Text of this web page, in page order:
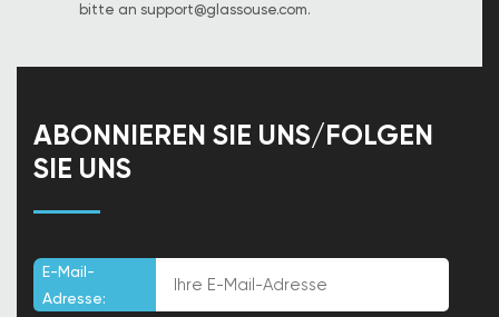
bitte an support@glassouse.com.
ABONNIEREN SIE UNS/FOLGEN
SIE UNS
E-Mail-
Adresse: